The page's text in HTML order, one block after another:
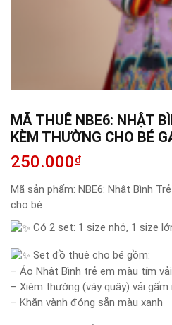
MÃ THUÊ NBE6: NHẬT
KÈM THƯỜNG CHO BÉ
250.000₫
Mã sản phẩm: NBE6: Nhật Bình
cho bé
Có 2 set: 1 size nhỏ, 1 size
Set đồ thuê cho bé gồm:
– Áo Nhật Bình trẻ em màu tím
– Xiêm thường (váy quây) vải gấm
– Khăn vành đóng sẵn màu xanh